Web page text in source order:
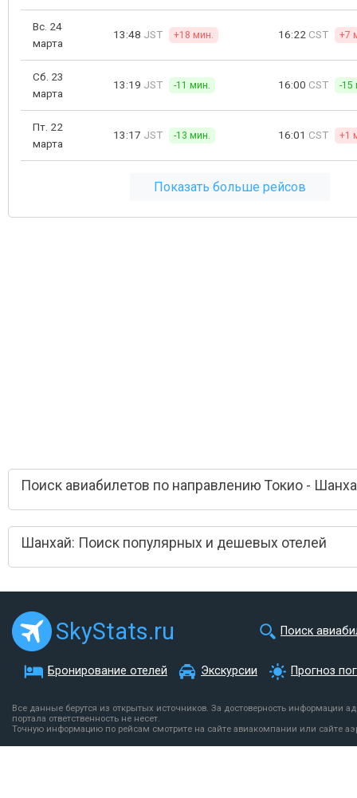
Вс. 24
марта
13:48 JST +18 мин. 16:22 CST +7
Сб. 23
марта
13:19 JST -11 мин. 16:00 CST -15
Пт. 22
марта
13:17 JST -13 мин. 16:01 CST +1
Показать больше рейсов
Поиск авиабилетов по направлению Токио -
Шанхай: Поиск популярных и дешевых отелей
SkyStats.ru Поиск
Бронирование отелей Экскурсии Прогноз
Все данные берутся из открытых источников. За достоверность информации
портала ответственность не несет.
Точную информацию по рейсам смотрите на сайте авиакомпании или сайте